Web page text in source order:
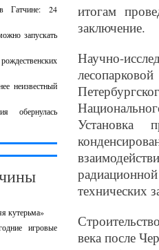
в Гатчине: 24
запускать
неизвестный
обернулась
кутерьма»
игровые
итогам
заключение.
Научно-
Установка
технических
века после